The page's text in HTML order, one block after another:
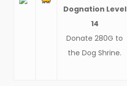
Dognation Level
14
Donate 280G to
the Dog Shrine.